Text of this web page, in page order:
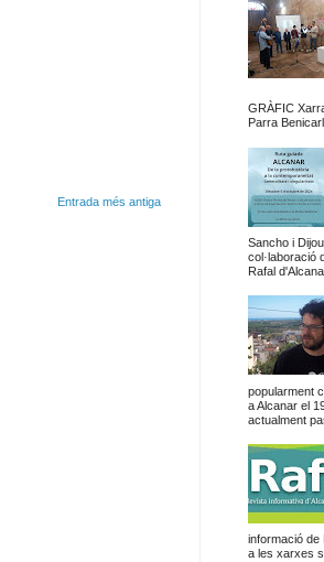
Entrada més antiga
GRÀFIC
Parra
Sancho i
col·laboració
Rafal
popularment
a Alcanar el
actualment
informació de
a les xarxes